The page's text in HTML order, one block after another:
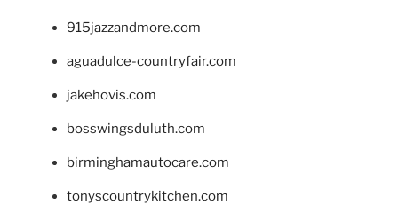
915jazzandmore.com
aguadulce-countryfair.com
jakehovis.com
bosswingsduluth.com
birminghamautocare.com
tonyscountrykitchen.com